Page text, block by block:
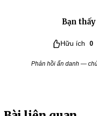
Bạn
Hữu ích 0
Phản hồi ẩn danh —